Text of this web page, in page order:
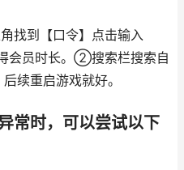
找到【口令】点击输入
会员时长。②搜索栏搜索自
续重启游戏就好。
常时，可以尝试以下